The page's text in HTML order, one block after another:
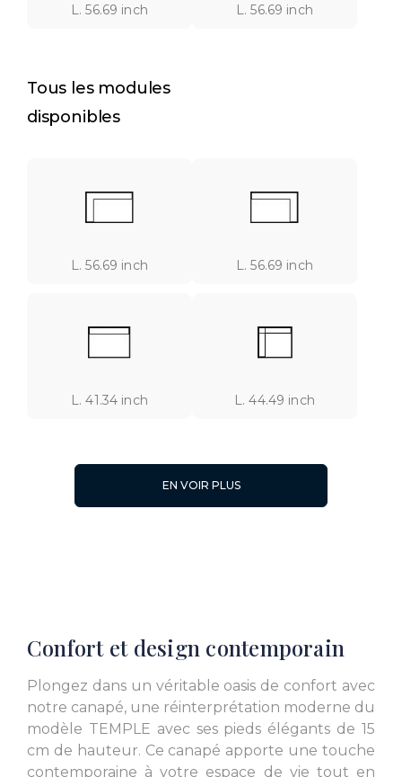
L. 56.69 inch L. 56.69 inch
Tous les modules
disponibles
L. 56.69 inch L. 56.69 inch
L. 41.34 inch L. 44.49 inch
EN VOIR PLUS
Confort et design contemporain
Plongez dans un véritable oasis de confort avec
notre canapé, une réinterprétation moderne du
modèle TEMPLE avec ses pieds élégants de 15
cm de hauteur. Ce canapé apporte une touche
contemporaine à votre espace de vie tout en